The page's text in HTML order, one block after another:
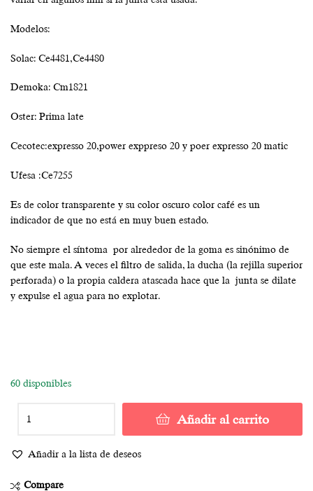
Modelos:
Solac: Ce4481,Ce4480
Demoka: Cm1821
Oster: Prima late
Cecotec:expresso 20,power exppreso 20 y poer expresso 20 matic
Ufesa :Ce7255
Es de color transparente y su color oscuro color café es un
indicador de que no está en muy buen estado.
No siempre el síntoma por alrededor de la goma es sinónimo de
que este mala. A veces el filtro de salida, la ducha (la rejilla superior
perforada) o la propia caldera atascada hace que la junta se dilate
y expulse el agua para no explotar.
60 disponibles
Añadir al carrito
Añadir a la lista de deseos
Compare